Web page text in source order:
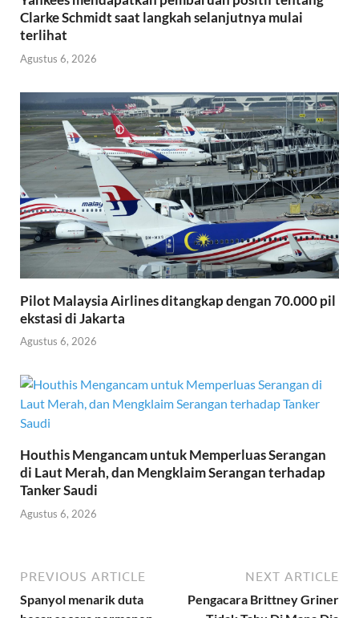
Clarke Schmidt saat langkah selanjutnya mulai
terlihat
Agustus 6, 2026
Pilot Malaysia Airlines ditangkap dengan 70.000 pil
ekstasi di Jakarta
Agustus 6, 2026
Houthis Mengancam untuk Memperluas Serangan
di Laut Merah, dan Mengklaim Serangan terhadap
Tanker Saudi
Agustus 6, 2026
PREVIOUS ARTICLE
Spanyol menarik duta
NEXT ARTICLE
Pengacara Brittney Griner